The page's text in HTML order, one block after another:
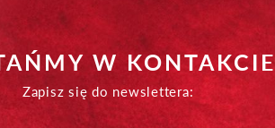
W KONTAKCIE
Zapisz się do newslettera: